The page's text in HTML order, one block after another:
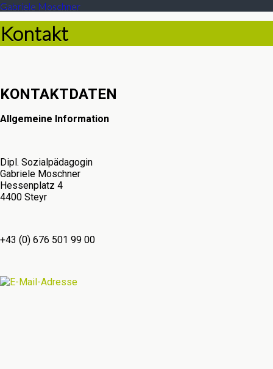
Gabriele Moschner
Kontakt
KONTAKTDATEN
Allgemeine Information
Dipl. Sozialpädagogin
Gabriele Moschner
Hessenplatz 4
4400 Steyr
+43 (0) 676 501 99 00